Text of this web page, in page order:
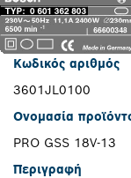
Κωδικός αριθμός
3601JL0100
Ονομασία
PRO GSS 18V-13
Περιγραφή